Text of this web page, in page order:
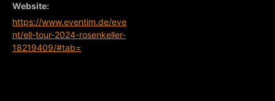
Website:
https://www.eventim.de/eve
nt/ell-tour-2024-rosenkeller-
18219409/#tab=